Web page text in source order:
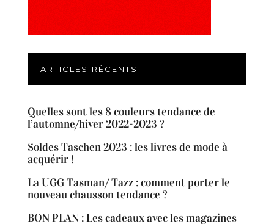
ARTICLES RÉCENTS
Quelles sont les 8 couleurs tendance de
l’automne/hiver 2022-2023 ?
Soldes Taschen 2023 : les livres de mode à
acquérir !
La UGG Tasman/ Tazz : comment porter le
nouveau chausson tendance ?
BON PLAN : Les cadeaux avec les magazines